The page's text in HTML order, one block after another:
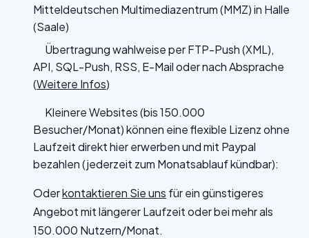
Mitteldeutschen Multimediazentrum (MMZ) in Halle
(Saale)
Übertragung wahlweise per FTP-Push (XML),
API, SQL-Push, RSS, E-Mail oder nach Absprache
(Weitere Infos)
Kleinere Websites (bis 150.000
Besucher/Monat) können eine flexible Lizenz ohne
Laufzeit direkt hier erwerben und mit Paypal
bezahlen (jederzeit zum Monatsablauf kündbar):
Oderkontaktieren Sie uns für ein günstigeres
Angebot mit längerer Laufzeit oder bei mehr als
150.000 Nutzern/Monat.